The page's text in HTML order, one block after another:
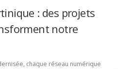
: des projets
notre
chaque réseau numérique